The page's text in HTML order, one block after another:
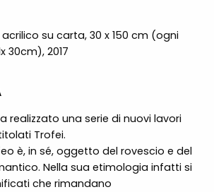
su carta, 30 x 150 cm (ogni
30cm), 2017
realizzato una serie di nuovi lavori
Trofei.
è, in sé, oggetto del rovescio e del
Nella sua etimologia infatti si
che rimandano